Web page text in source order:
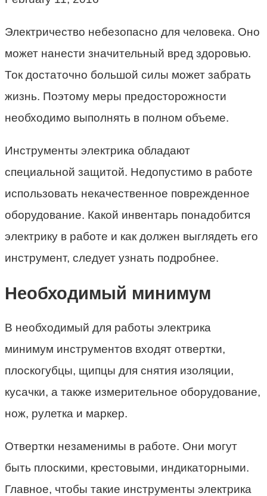
Электричество небезопасно для человека. Оно
может нанести значительный вред здоровью.
Ток достаточно большой силы может забрать
жизнь. Поэтому меры предосторожности
необходимо выполнять в полном объеме.
Инструменты электрика обладают
специальной защитой. Недопустимо в работе
использовать некачественное поврежденное
оборудование. Какой инвентарь понадобится
электрику в работе и как должен выглядеть его
инструмент, следует узнать подробнее.
Необходимый минимум
В необходимый для работы электрика
минимум инструментов входят отвертки,
плоскогубцы, щипцы для снятия изоляции,
кусачки, а также измерительное оборудование,
нож, рулетка и маркер.
Отвертки незаменимы в работе. Они могут
быть плоскими, крестовыми, индикаторными.
Главное, чтобы такие инструменты электрика